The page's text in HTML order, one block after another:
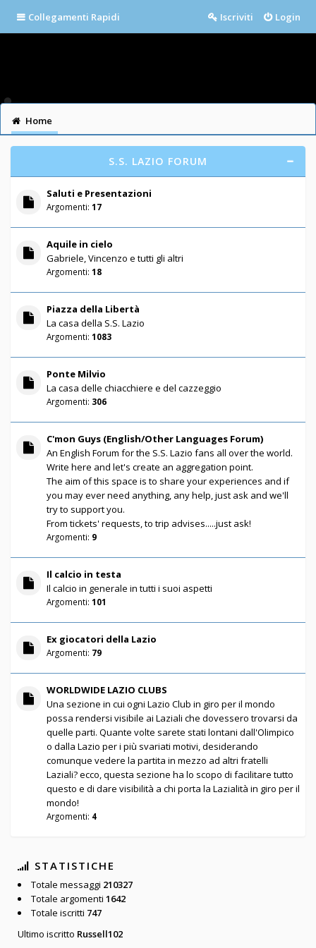
Collegamenti Rapidi Login
Iscriviti
Home
S.S. LAZIO FORUM
Saluti e Presentazioni
Argomenti: 17
Aquile in cielo
Gabriele, Vincenzo e tutti gli altri
Argomenti: 18
Piazza della Libertà
La casa della S.S. Lazio
Argomenti: 1083
Ponte Milvio
La casa delle chiacchiere e del cazzeggio
Argomenti: 306
C'mon Guys (English/Other Languages Forum)
An English Forum for the S.S. Lazio fans all over the world.
Write here and let's create an aggregation point.
The aim of this space is to share your experiences and if
you may ever need anything, any help, just ask and we'll
try to support you.
From tickets' requests, to trip advises.....just ask!
Argomenti: 9
Il calcio in testa
Il calcio in generale in tutti i suoi aspetti
Argomenti: 101
Ex giocatori della Lazio
Argomenti: 79
WORLDWIDE LAZIO CLUBS
Una sezione in cui ogni Lazio Club in giro per il mondo
possa rendersi visibile ai Laziali che dovessero trovarsi da
quelle parti. Quante volte sarete stati lontani dall'Olimpico
o dalla Lazio per i più svariati motivi, desiderando
comunque vedere la partita in mezzo ad altri fratelli
Laziali? ecco, questa sezione ha lo scopo di facilitare tutto
questo e di dare visibilità a chi porta la Lazialità in giro per il
mondo!
Argomenti: 4
STATISTICHE
Totale messaggi 210327
Totale argomenti 1642
Totale iscritti 747
Ultimo iscritto Russell102